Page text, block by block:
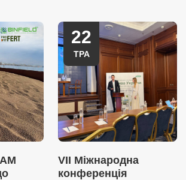
22
ТРА
VII Міжнародна
конференція